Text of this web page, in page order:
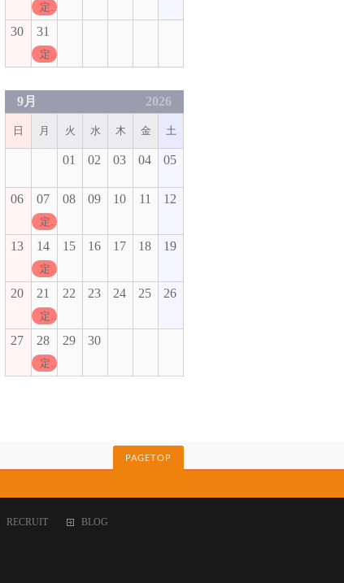
定休日
30 31
定休日
9月 2026
日 月 火 水 木 金 土
01 02 03 04 05
06 07
定休日
08 09 10 11 12
13 14
定休日
15 16 17 18 19
20 21
定休日
22 23 24 25 26
27 28
定休日
29 30
PAGETOP
RECRUIT BLOG